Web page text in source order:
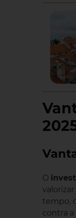
O
tempo,
contra